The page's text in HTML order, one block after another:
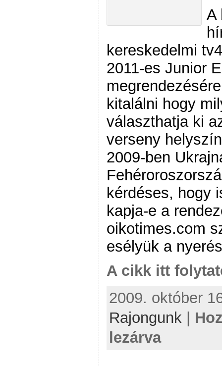
A
kereskedelmi
2011-es Junior
kitalálni hogy
választhatja ki
verseny
2009-ben
kérdéses, hogy
kapja-e a
oikotimes.com
esélyük a
A cikk itt
2009. október
Rajongunk
lezárva